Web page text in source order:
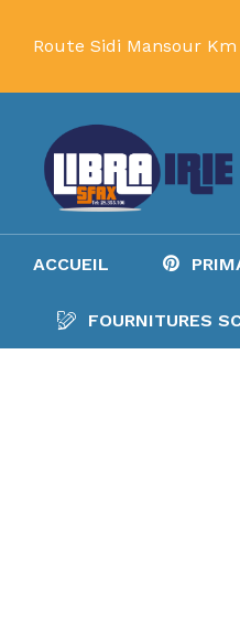
Route Sidi Mansour
ACCUEIL
FOURNITURES